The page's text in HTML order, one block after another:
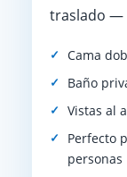
traslado —
Cama
Baño
Vistas al
Perfecto
personas